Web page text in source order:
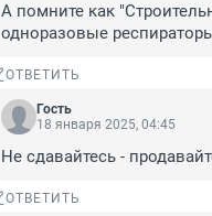
А помните как
одноразовые
ОТВЕТИТЬ
Гость
18 января 2025, 04:45
Не сдавайтесь -
ОТВЕТИТЬ